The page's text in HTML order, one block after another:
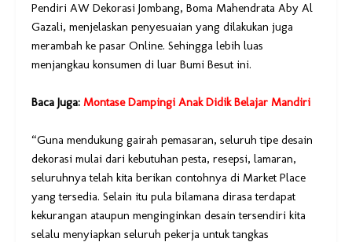
Pendiri AW Dekorasi Jombang, Boma Mahendrata Aby Al
Gazali, menjelaskan penyesuaian yang dilakukan juga
merambah ke pasar Online. Sehingga lebih luas
menjangkau konsumen di luar Bumi Besut ini.
Baca Juga: Montase Dampingi Anak Didik Belajar Mandiri
“Guna mendukung gairah pemasaran, seluruh tipe desain
dekorasi mulai dari kebutuhan pesta, resepsi, lamaran,
seluruhnya telah kita berikan contohnya di Market Place
yang tersedia. Selain itu pula bilamana dirasa terdapat
kekurangan ataupun menginginkan desain tersendiri kita
selalu menyiapkan seluruh pekerja untuk tangkas